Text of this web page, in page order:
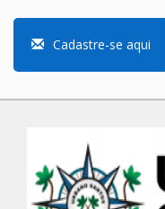
Cadastre-se aqui